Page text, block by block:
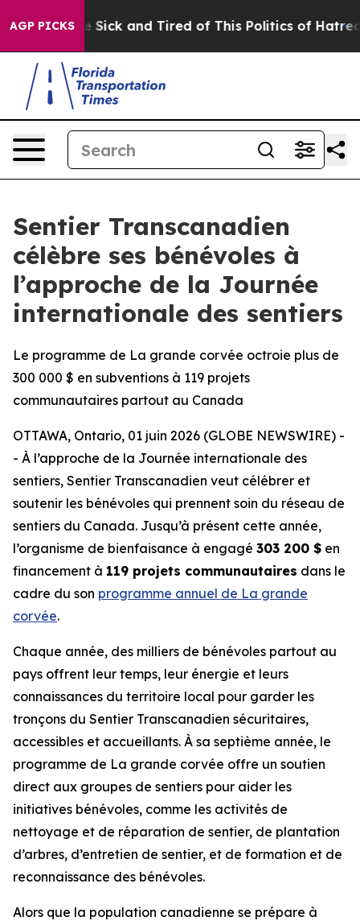
AGP PICKS
Are Sick and Tired of This Politics of Hatred” The
Sentier Transcanadien
célèbre ses bénévoles à
l’approche de la Journée
internationale des sentiers
Le programme de La grande corvée octroie plus de
300 000 $ en subventions à 119 projets
communautaires partout au Canada
OTTAWA, Ontario, 01 juin 2026 (GLOBE NEWSWIRE) -
- À l’approche de la Journée internationale des
sentiers, Sentier Transcanadien veut célébrer et
soutenir les bénévoles qui prennent soin du réseau de
sentiers du Canada. Jusqu’à présent cette année,
l’organisme de bienfaisance à engagé 303 200 $ en
financement à 119 projets communautaires dans le
cadre du son programme annuel de La grande
corvée.
Chaque année, des milliers de bénévoles partout au
pays offrent leur temps, leur énergie et leurs
connaissances du territoire local pour garder les
tronçons du Sentier Transcanadien sécuritaires,
accessibles et accueillants. À sa septième année, le
programme de La grande corvée offre un soutien
direct aux groupes de sentiers pour aider les
initiatives bénévoles, comme les activités de
nettoyage et de réparation de sentier, de plantation
d’arbres, d’entretien de sentier, et de formation et de
reconnaissance des bénévoles.
Alors que la population canadienne se prépare à